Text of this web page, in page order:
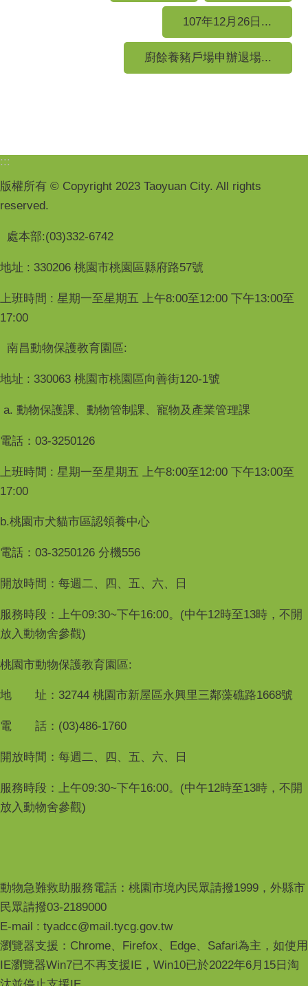
107年12月26日...
廚餘養豬戶場申辦退場...
:::
版權所有 © Copyright 2023 Taoyuan City. All rights
reserved.
處本部:(03)332-6742
地址 : 330206 桃園市桃園區縣府路57號
上班時間 : 星期一至星期五 上午8:00至12:00 下午13:00至
17:00
南昌動物保護教育園區:
地址 : 330063 桃園市桃園區向善街120-1號
a. 動物保護課、動物管制課、寵物及產業管理課
電話：03-3250126
上班時間 : 星期一至星期五 上午8:00至12:00 下午13:00至
17:00
b.桃園市犬貓市區認領養中心
電話：03-3250126 分機556
開放時間：每週二、四、五、六、日
服務時段：上午09:30~下午16:00。(中午12時至13時，不開
放入動物舍參觀)
桃園市動物保護教育園區:
地 址：32744 桃園市新屋區永興里三鄰藻礁路1668號
電 話：(03)486-1760
開放時間：每週二、四、五、六、日
服務時段：上午09:30~下午16:00。(中午12時至13時，不開
放入動物舍參觀)
動物急難救助服務電話：桃園市境內民眾請撥1999，外縣市
民眾請撥03-2189000
E-mail : tyadcc@mail.tycg.gov.tw
瀏覽器支援：Chrome、Firefox、Edge、Safari為主，如使用
IE瀏覽器Win7已不再支援IE，Win10已於2022年6月15日淘